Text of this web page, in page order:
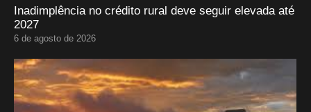
Inadimplência no crédito rural deve seguir elevada até
2027
6 de agosto de 2026